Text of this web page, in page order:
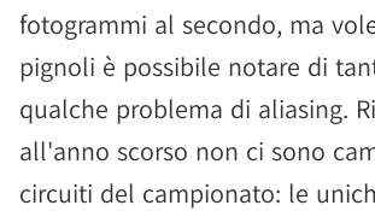
fotogrammi al secondo, ma
pignoli è possibile notare di
qualche problema di aliasing.
all'anno scorso non ci sono
circuiti del campionato: le